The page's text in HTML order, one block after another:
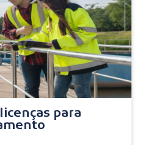
para